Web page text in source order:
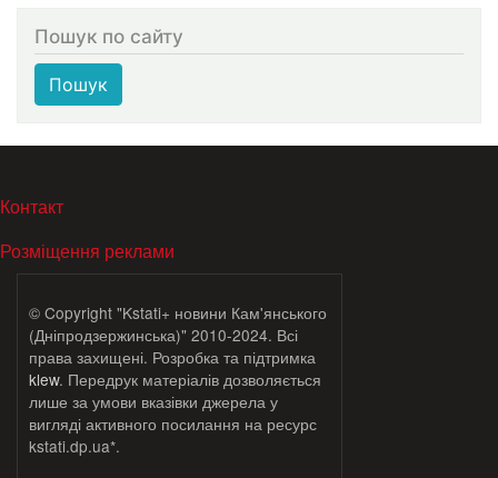
Пошук по сайту
Пошук
МЕНЮ В ПОДВАЛЕ
Контакт
Розміщення реклами
© Copyright "Kstati+ новини Кам'янського
(Дніпродзержинська)" 2010-2024. Всі
права захищені. Розробка та підтримка
klew. Передрук матеріалів дозволяється
лише за умови вказівки джерела у
вигляді активного посилання на ресурс
kstati.dp.ua*.